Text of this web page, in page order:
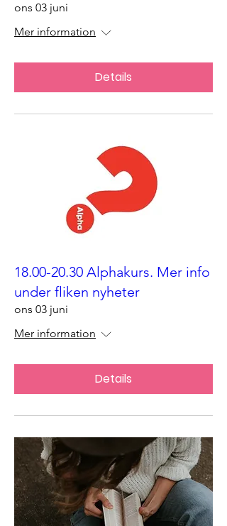
ons 03 juni
Mer information
Details
18.00-20.30 Alphakurs. Mer info
under fliken nyheter
ons 03 juni
Mer information
Details